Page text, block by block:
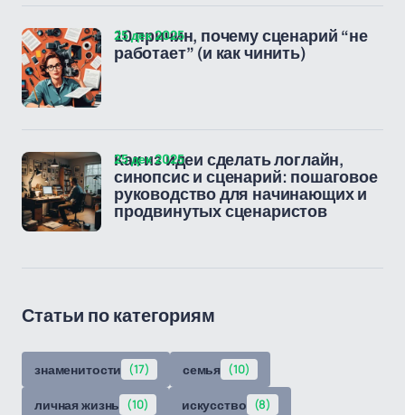
10 причин, почему сценарий “не
работает” (и как чинить)
25 дек 2025
Как из идеи сделать логлайн,
синопсис и сценарий: пошаговое
руководство для начинающих и
продвинутых сценаристов
25 дек 2025
Статьи по категориям
знаменитости (17) семья (10)
личная жизнь (10) искусство (8)